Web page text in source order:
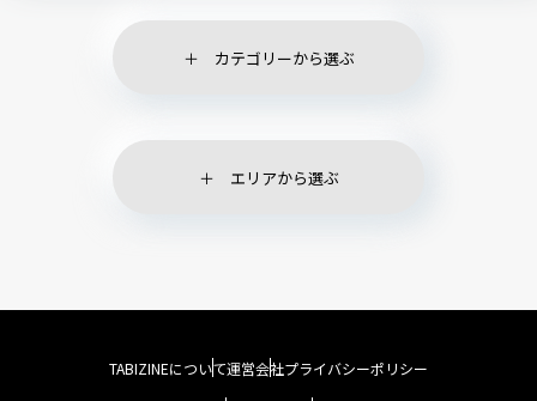
カテゴリーから選ぶ
エリアから選ぶ
TABIZINEについて運営会社プライバシーポリシー